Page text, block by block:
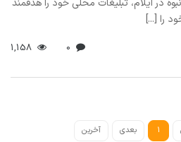
در ایلام، تبلیغات محلی خود را هدفمند
را [...]
1 بعدی آخرین